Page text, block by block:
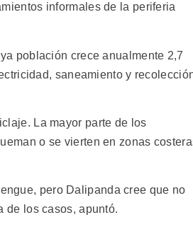
informales de la periferia
población crece anualmente 2,7
saneamiento y
La mayor parte de los
o se vierten en zonas
pero Dalipanda cree que no
de los casos, apuntó.